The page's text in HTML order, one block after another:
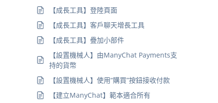
【成長工具】登陸頁面
【成長工具】客戶聊天增長工具
【成長工具】疊加小部件
【設置機械人】由ManyChat Payments支
持的貨幣
【設置機械人】使用“購買”按鈕接收付款
【建立ManyChat】範本適合所有